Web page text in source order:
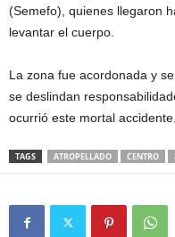
(Semefo), quienes llegaron
levantar el cuerpo.
La zona fue acordonada y
se deslindan
ocurrió este mortal accidente.
TAGS ATROPELLADO CENTRO